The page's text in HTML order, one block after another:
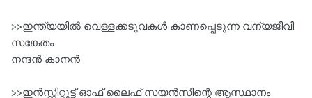
>>ഇന്ത്യയിൽ വെള്ളക്കടുവകൾ കാണപ്പെടുന്ന വന്യജീവി
സങ്കേതം
നന്ദൻ കാനൻ
>>ഇൻസ്റ്റിറ്റൂട്ട്‌ ഓഫ്‌ ലൈഫ്‌ സയൻസിന്റെ ആസ്ഥാനം